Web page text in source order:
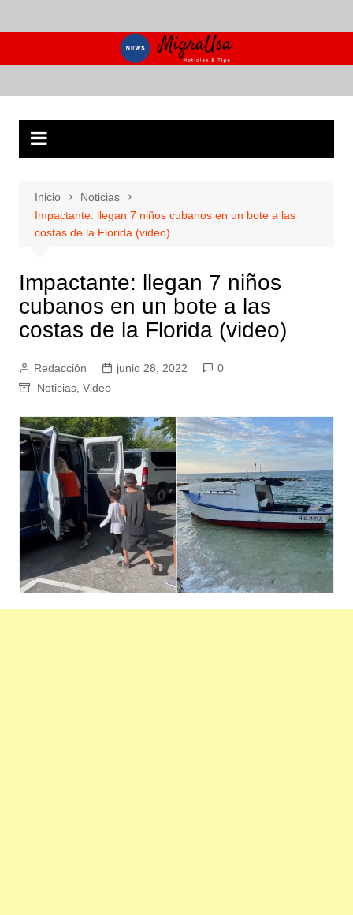
al
Inicio
Noticias
Impactante: llegan 7 niños cubanos en un bote a las
costas de la Florida (video)
Impactante: llegan 7 niños
cubanos en un bote a las
costas de la Florida (video)
Redacción junio 28, 2022
0
Noticias, Video